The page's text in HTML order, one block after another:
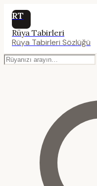
RT
Rüya Tabirleri
Rüya Tabirleri Sözlüğü